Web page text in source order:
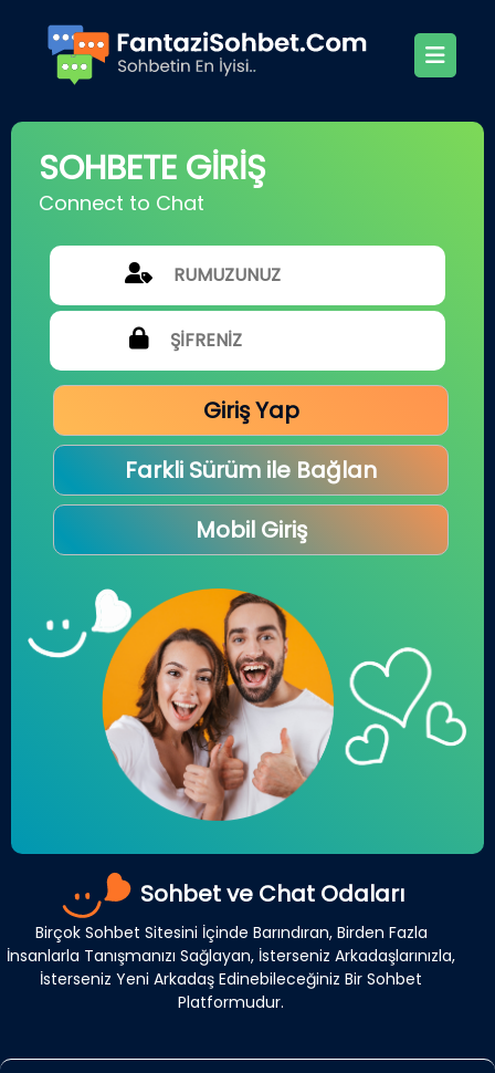
SOHBETE GİRİŞ
Connect to Chat
Giriş Yap
Farkli Sürüm ile Bağlan
Mobil Giriş
Sohbet ve Chat Odaları
Birçok Sohbet Sitesini İçinde Barındıran, Birden Fazla
İnsanlarla Tanışmanızı Sağlayan, İsterseniz Arkadaşlarınızla,
İsterseniz Yeni Arkadaş Edinebileceğiniz Bir Sohbet
Platformudur.